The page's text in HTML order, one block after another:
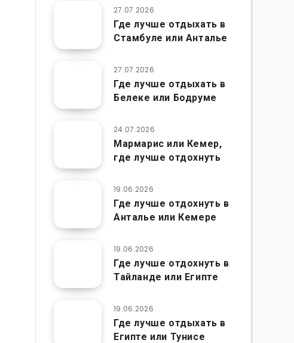
27.07.2026
Где лучше отдыхать в
Стамбуле или Анталье
27.07.2026
Где лучше отдыхать в
Белеке или Бодруме
24.07.2026
Мармарис или Кемер,
где лучше отдохнуть
19.06.2026
Где лучше отдохнуть в
Анталье или Кемере
19.06.2026
Где лучше отдохнуть в
Тайланде или Египте
19.06.2026
Где лучше отдыхать в
Египте или Тунисе